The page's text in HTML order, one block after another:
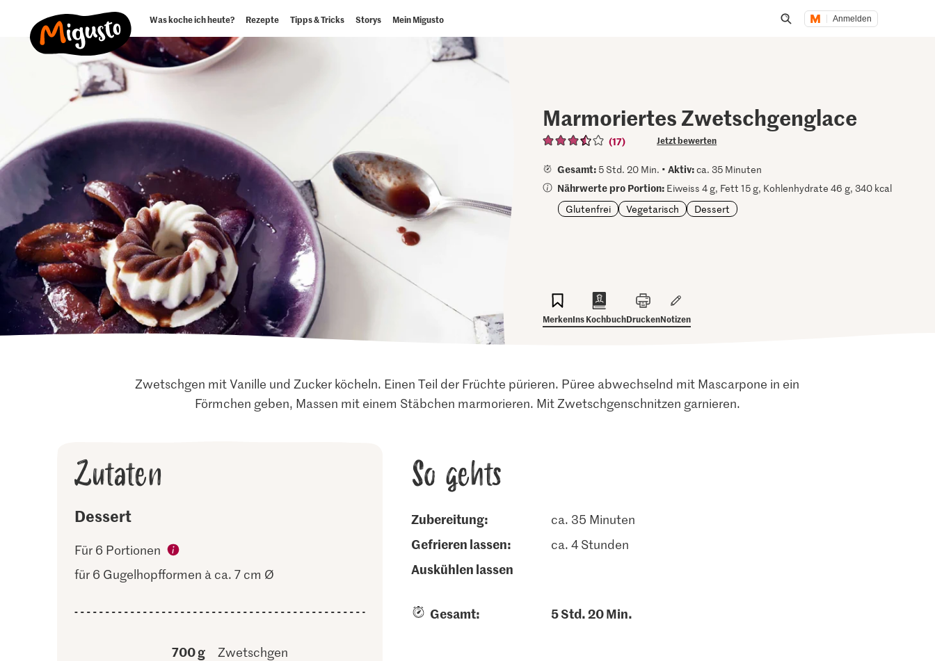
Was koche ich heute? Rezepte Tipps & Tricks Storys Mein Migusto Anmelden
Marmoriertes Zwetschgenglace
(17) Jetzt bewerten
Gesamt: 5 Std. 20 Min. •Aktiv:ca. 35 Minuten
Nährwerte pro Portion: Eiweiss 4 g, Fett 15 g, Kohlenhydrate 46 g, 340 kcal
Glutenfrei
Vegetarisch Dessert
MerkenIns KochbuchDruckenNotizen
Zwetschgen mit Vanille und Zucker köcheln. Einen Teil der Früchte pürieren. Püree abwechselnd mit Mascarpone in ein
Förmchen geben, Massen mit einem Stäbchen marmorieren. Mit Zwetschgenschnitzen garnieren.
Zutaten
Dessert
Für 6 Portionen
für 6 Gugelhopfformen à ca. 7 cm Ø
700 g Zwetschgen
So gehts
Zubereitung: ca. 35 Minuten
gefrieren lassen: ca. 4 Stunden
auskühlen lassen
Gesamt: 5 Std. 20 Min.